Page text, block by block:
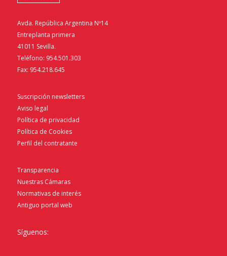
Avda. República Argentina Nº14
Entreplanta primera
41011 Sevilla.
Teléfono: 954.501.303
Fax: 954.218.645
Suscripción newsletters
Aviso legal
Política de privacidad
Política de Cookies
Perfil del contratante
Transparencia
Nuestras Cámaras
Normativas de interés
Antiguo portal web
Síguenos: